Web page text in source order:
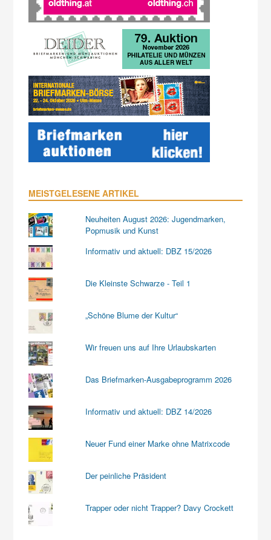
MEISTGELESENE ARTIKEL
Neuheiten August 2026: Jugendmarken,
Popmusik und Kunst
Informativ und aktuell: DBZ 15/2026
Die Kleinste Schwarze - Teil 1
„Schöne Blume der Kultur“
Wir freuen uns auf Ihre Urlaubskarten
Das Briefmarken-Ausgabeprogramm 2026
Informativ und aktuell: DBZ 14/2026
Neuer Fund einer Marke ohne Matrixcode
Der peinliche Präsident
Trapper oder nicht Trapper? Davy Crockett